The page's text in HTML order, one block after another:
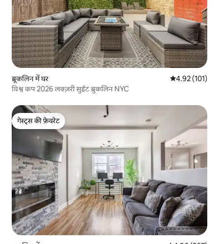
ब्रूकलिन में घर औसत रेटिंग 5 में से
4.92 (101)
विश्व कप 2026 लक्ज़री सुईट ब्रुकलिन NYC
गेस्ट्स की फ़ेवरेट
गेस्ट्स की फ़ेवरेट